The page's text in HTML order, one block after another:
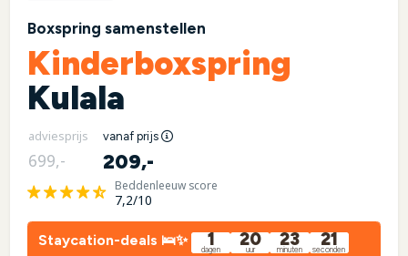
Boxspring samenstellen
Kinderboxspring
Kulala
adviesprijs vanaf prijs
699,- 209,-
Beddenleeuw score
7,2/10
Staycation-deals 🛌✨ 1
dagen 20
uur 23
minuten 20
seconden